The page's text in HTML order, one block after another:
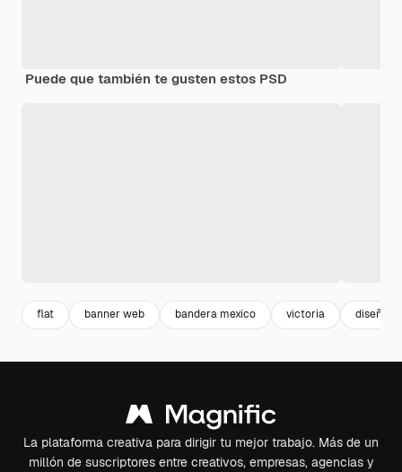
Puede que también te gusten estos PSD
flat banner web bandera mexico victoria diseño
La plataforma creativa para dirigir tu mejor trabajo. Más de un
millón de suscriptores entre creativos, empresas, agencias y